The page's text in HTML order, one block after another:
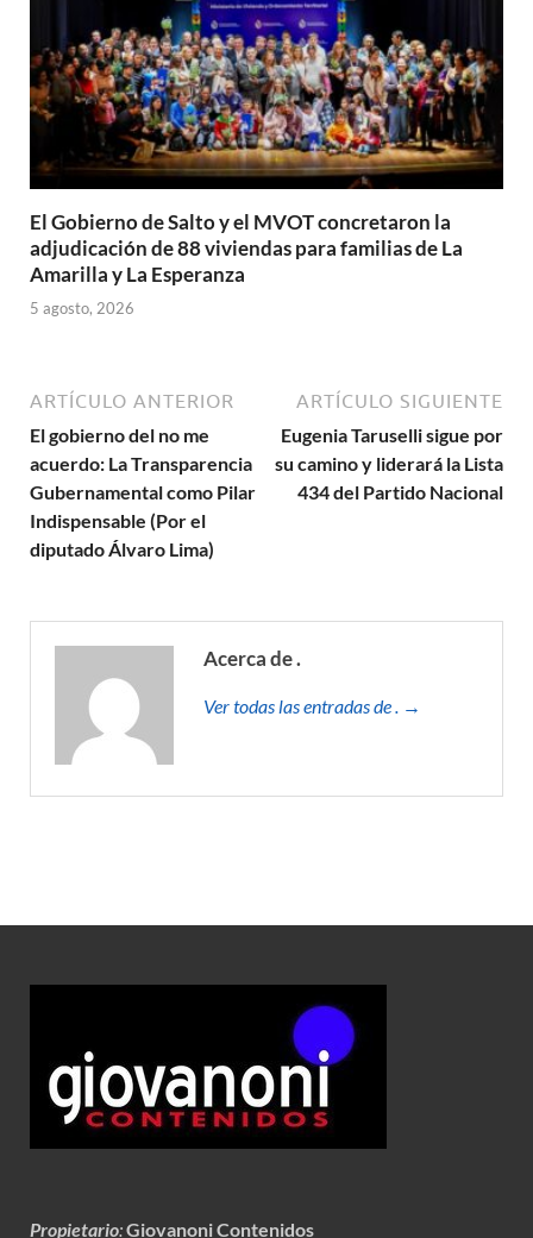
El Gobierno de Salto y el MVOT concretaron la
adjudicación de 88 viviendas para familias de La
Amarilla y La Esperanza
5 agosto, 2026
ARTÍCULO ANTERIOR
El gobierno del no me
acuerdo: La Transparencia
Gubernamental como Pilar
Indispensable (Por el
diputado Álvaro Lima)
ARTÍCULO SIGUIENTE
Eugenia Taruselli sigue por
su camino y liderará la Lista
434 del Partido Nacional
Acerca de .
Ver todas las entradas de . →
Propietario:Giovanoni Contenidos